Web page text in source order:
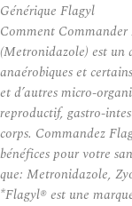
Générique Flagyl
Comment
(Metronidazole) est un
anaérobiques et
et d’autres micro-
reproductif, gastro-
corps. Commandez
bénéfices pour votre
que: Metronidazole,
*Flagyl® est une